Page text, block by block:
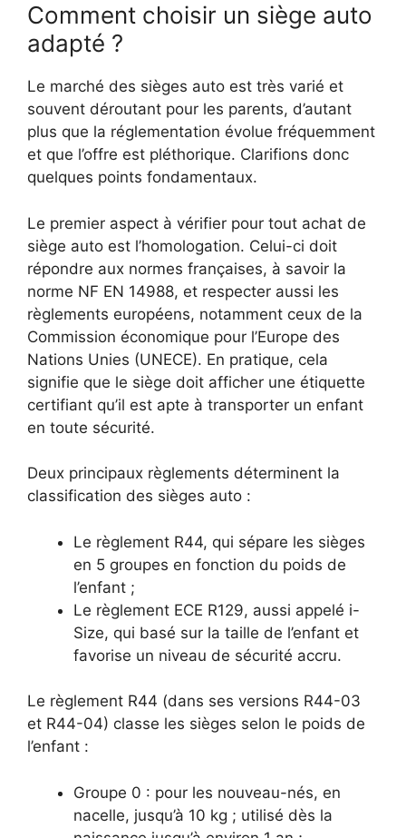
Comment choisir un siège auto
adapté ?
Le marché des sièges auto est très varié et
souvent déroutant pour les parents, d’autant
plus que la réglementation évolue fréquemment
et que l’offre est pléthorique. Clarifions donc
quelques points fondamentaux.
Le premier aspect à vérifier pour tout achat de
siège auto est l’homologation. Celui-ci doit
répondre aux normes françaises, à savoir la
norme NF EN 14988, et respecter aussi les
règlements européens, notamment ceux de la
Commission économique pour l’Europe des
Nations Unies (UNECE). En pratique, cela
signifie que le siège doit afficher une étiquette
certifiant qu’il est apte à transporter un enfant
en toute sécurité.
Deux principaux règlements déterminent la
classification des sièges auto :
Le règlement R44, qui sépare les sièges
en 5 groupes en fonction du poids de
l’enfant ;
Le règlement ECE R129, aussi appelé i-
Size, qui basé sur la taille de l’enfant et
favorise un niveau de sécurité accru.
Le règlement R44 (dans ses versions R44-03
et R44-04) classe les sièges selon le poids de
l’enfant :
Groupe 0 : pour les nouveau-nés, en
nacelle, jusqu’à 10 kg ; utilisé dès la